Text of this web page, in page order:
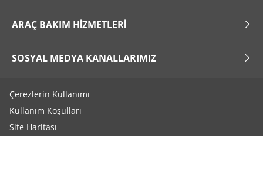
ARAÇ BAKIM HIZMETLERI
SOSYAL MEDYA KANALLARIMIZ
Çerezlerin Kullanımı
Kullanım Koşulları
Site Haritası